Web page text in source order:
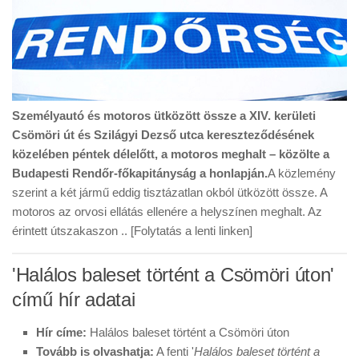
Személyautó és motoros ütközött össze a XIV. kerületi
Csömöri út és Szilágyi Dezső utca kereszteződésének
közelében péntek délelőtt, a motoros meghalt – közölte a
Budapesti Rendőr-főkapitányság a honlapján.A közlemény
szerint a két jármű eddig tisztázatlan okból ütközött össze. A
motoros az orvosi ellátás ellenére a helyszínen meghalt. Az
érintett útszakaszon .. [Folytatás a lenti linken]
'Halálos baleset történt a Csömöri úton'
című hír adatai
Hír címe: Halálos baleset történt a Csömöri úton
Tovább is olvashatja: A fenti 'Halálos baleset történt a